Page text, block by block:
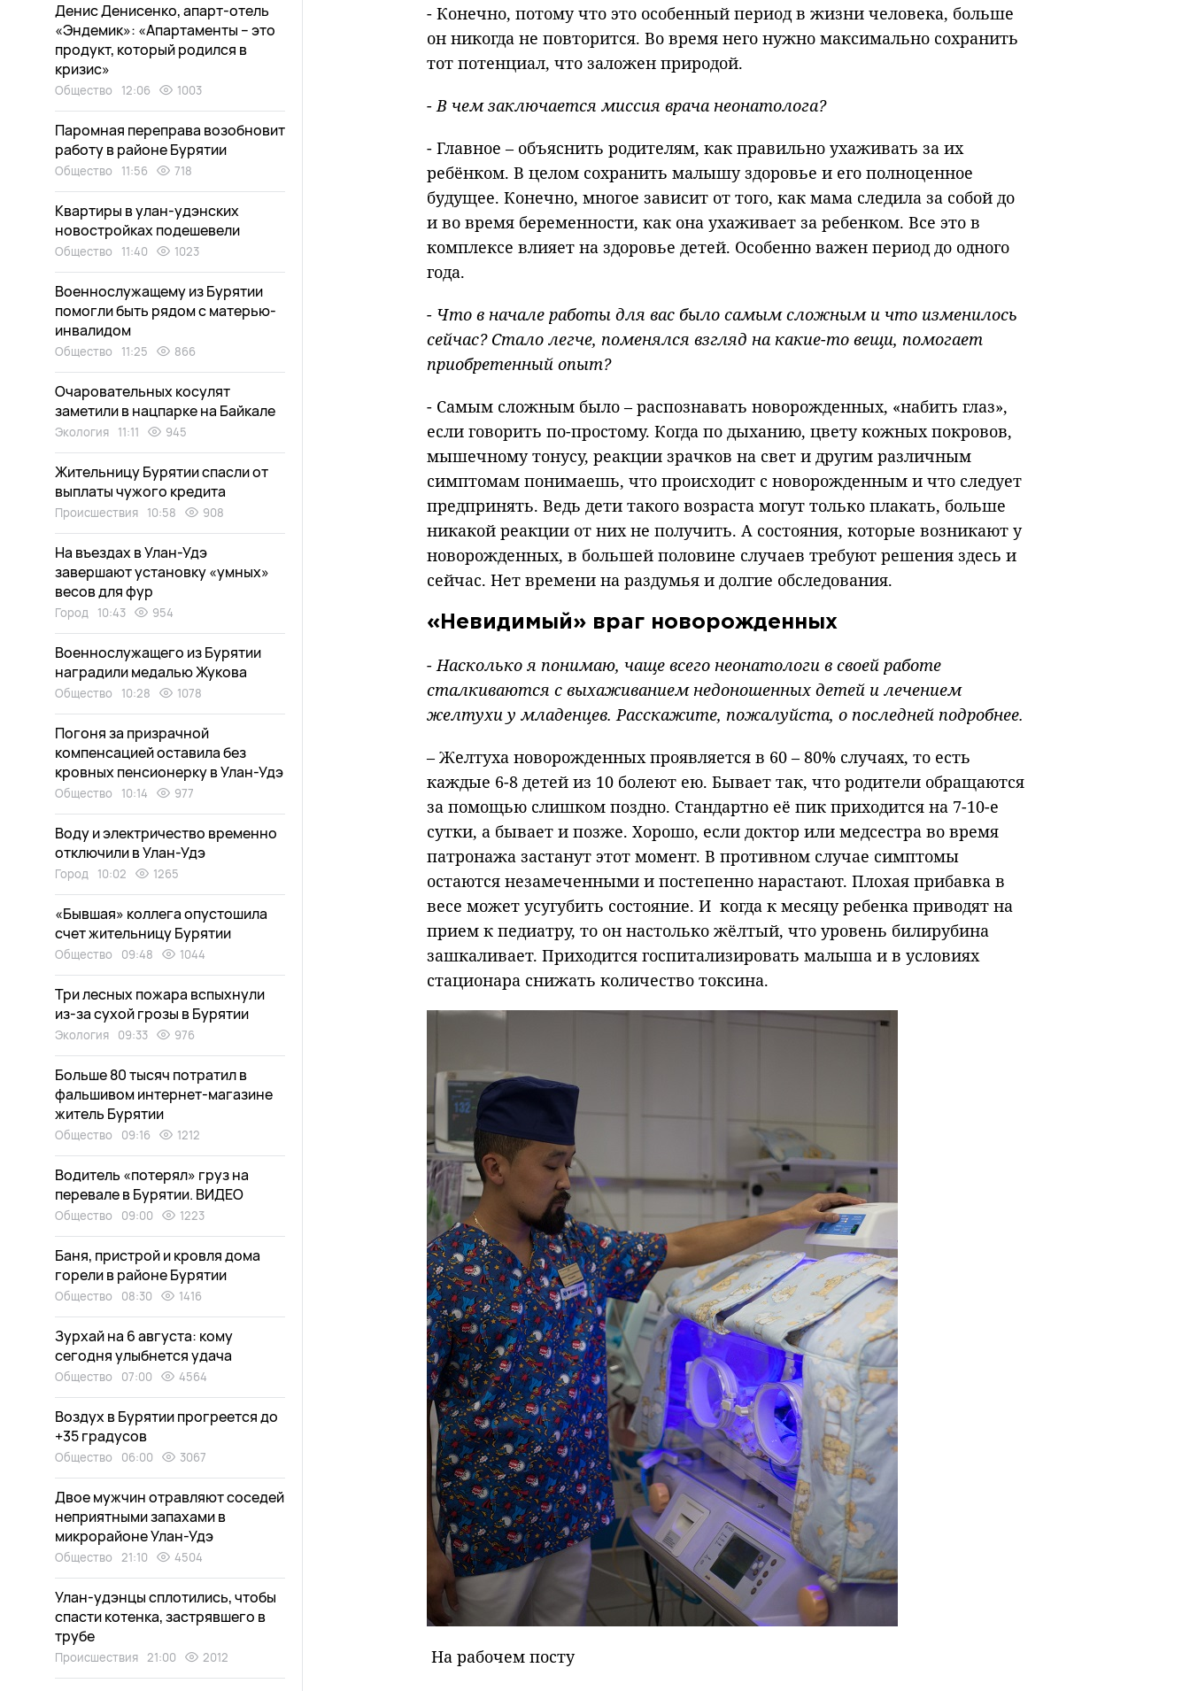
- Конечно, потому что это особенный период в жизни человека, больше
он никогда не повторится. Во время него нужно максимально сохранить
тот потенциал, что заложен природой.
- В чем заключается миссия врача неонатолога?
- Главное – объяснить родителям, как правильно ухаживать за их
ребёнком. В целом сохранить малышу здоровье и его полноценное
будущее. Конечно, многое зависит от того, как мама следила за собой до
и во время беременности, как она ухаживает за ребенком. Все это в
комплексе влияет на здоровье детей. Особенно важен период до одного
года.
- Что в начале работы для вас было самым сложным и что изменилось
сейчас? Стало легче, поменялся взгляд на какие-то вещи, помогает
приобретенный опыт?
- Самым сложным было – распознавать новорожденных, «набить глаз»,
если говорить по-простому. Когда по дыханию, цвету кожных покровов,
мышечному тонусу, реакции зрачков на свет и другим различным
симптомам понимаешь, что происходит с новорожденным и что следует
предпринять. Ведь дети такого возраста могут только плакать, больше
никакой реакции от них не получить. А состояния, которые возникают у
новорожденных, в большей половине случаев требуют решения здесь и
сейчас. Нет времени на раздумья и долгие обследования.
«Невидимый» враг новорожденных
- Насколько я понимаю, чаще всего неонатологи в своей работе
сталкиваются с выхаживанием недоношенных детей и лечением
желтухи у младенцев. Расскажите, пожалуйста, о последней подробнее.
– Желтуха новорожденных проявляется в 60 – 80% случаях, то есть
каждые 6-8 детей из 10 болеют ею. Бывает так, что родители обращаются
за помощью слишком поздно. Стандартно её пик приходится на 7-10-е
сутки, а бывает и позже. Хорошо, если доктор или медсестра во время
патронажа застанут этот момент. В противном случае симптомы
остаются незамеченными и постепенно нарастают. Плохая прибавка в
весе может усугубить состояние. И когда к месяцу ребенка приводят на
прием к педиатру, то он настолько жёлтый, что уровень билирубина
зашкаливает. Приходится госпитализировать малыша и в условиях
стационара снижать количество токсина.
На рабочем посту
Денис Денисенко, апарт-отель
«Эндемик»: «Апартаменты – это
продукт, который родился в
кризис»
Общество 12:06 1003
Паромная переправа возобновит
работу в районе Бурятии
Общество 11:56 718
Квартиры в улан-удэнских
новостройках подешевели
Общество 11:40 1023
Военнослужащему из Бурятии
помогли быть рядом с матерью-
инвалидом
Общество 11:25 866
Очаровательных косулят
заметили в нацпарке на Байкале
Экология 11:11 945
Жительницу Бурятии спасли от
выплаты чужого кредита
Происшествия 10:58 908
На въездах в Улан-Удэ
завершают установку «умных»
весов для фур
Город 10:43 954
Военнослужащего из Бурятии
наградили медалью Жукова
Общество 10:28 1078
Погоня за призрачной
компенсацией оставила без
кровных пенсионерку в Улан-Удэ
Общество 10:14 977
Воду и электричество временно
отключили в Улан-Удэ
Город 10:02 1265
«Бывшая» коллега опустошила
счет жительницу Бурятии
Общество 09:48 1044
Три лесных пожара вспыхнули
из-за сухой грозы в Бурятии
Экология 09:33 976
Больше 80 тысяч потратил в
фальшивом интернет-магазине
житель Бурятии
Общество 09:16 1212
Водитель «потерял» груз на
перевале в Бурятии. ВИДЕО
Общество 09:00 1223
Баня, пристрой и кровля дома
горели в районе Бурятии
Общество 08:30 1416
Зурхай на 6 августа: кому
сегодня улыбнется удача
Общество 07:00 4564
Воздух в Бурятии прогреется до
+35 градусов
Общество 06:00 3067
Двое мужчин отравляют соседей
неприятными запахами в
микрорайоне Улан-Удэ
Общество 21:10 4504
Улан-удэнцы сплотились, чтобы
спасти котенка, застрявшего в
трубе
Происшествия 21:00 2012